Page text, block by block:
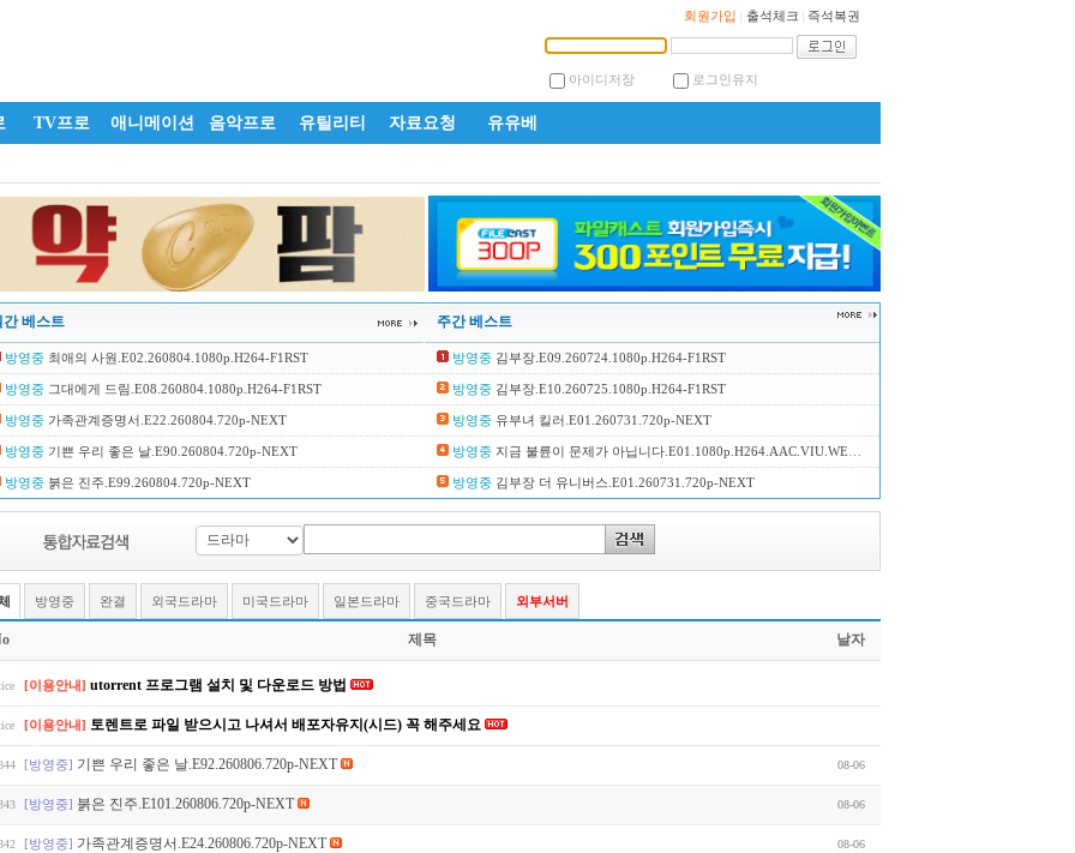
회원가입 출석체크 즉석복권
아이디저장 로그인유지
TV프로 애니메이션 음악프로 유틸리티 자료요청 유유베
간 베스트
방영중 최애의 사원.E02.260804.1080p.H264-F1RST
방영중 그대에게 드림.E08.260804.1080p.H264-F1RST
방영중 가족관계증명서.E22.260804.720p-NEXT
방영중 기쁜 우리 좋은 날.E90.260804.720p-NEXT
방영중 붉은 진주.E99.260804.720p-NEXT
주간 베스트
방영중 김부장.E09.260724.1080p.H264-F1RST
방영중 김부장.E10.260725.1080p.H264-F1RST
방영중 유부녀 킬러.E01.260731.720p-NEXT
방영중 지금 불륜이 문제가 아닙니다.E01.1080p.H264.AAC.VIU.WEB-DL-LoveBug
방영중 김부장 더 유니버스.E01.260731.720p-NEXT
방영중 완결 외국드라마 미국드라마 일본드라마 중국드라마 외부서버
제목 날자
[이용안내] utorrent 프로그램 설치 및 다운로드 방법
[이용안내] 토렌트로 파일 받으시고 나셔서 배포자유지(시드) 꼭 해주세요
[방영중] 기쁜 우리 좋은 날.E92.260806.720p-NEXT 08-06
[방영중] 붉은 진주.E101.260806.720p-NEXT 08-06
[방영중] 가족관계증명서.E24.260806.720p-NEXT 08-06